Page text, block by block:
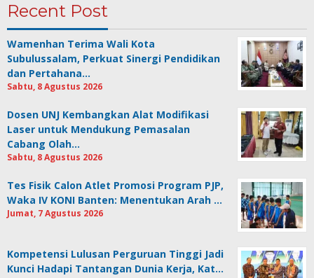
Recent Post
Wamenhan Terima Wali Kota
Subulussalam, Perkuat Sinergi Pendidikan
dan Pertahana…
Sabtu, 8 Agustus 2026
Dosen UNJ Kembangkan Alat Modifikasi
Laser untuk Mendukung Pemasalan
Cabang Olah…
Sabtu, 8 Agustus 2026
Tes Fisik Calon Atlet Promosi Program PJP,
Waka IV KONI Banten: Menentukan Arah …
Jumat, 7 Agustus 2026
Kompetensi Lulusan Perguruan Tinggi Jadi
Kunci Hadapi Tantangan Dunia Kerja, Kat…